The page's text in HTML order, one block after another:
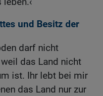
und Besitz der
darf nicht
das Land nicht
ist. Ihr lebt bei mir
das Land nur zur